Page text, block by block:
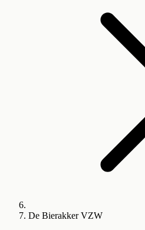
De Bierakker VZW